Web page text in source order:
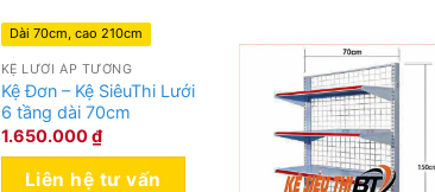
KỆ LƯỚI ÁP TƯỜNG
Kệ Đơn – Kệ SiêuThi Lưới
6 tầng dài 70cm
1.650.000₫
Dài 70cm, cao 210cm
Liên hệ tư vấn